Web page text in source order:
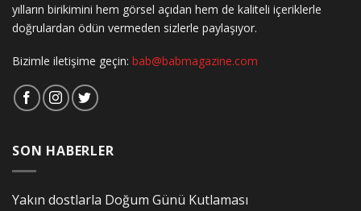
yılların birikimini hem görsel açıdan hem de kaliteli içeriklerle
doğrulardan ödün vermeden sizlerle paylaşıyor.
Bizimle iletişime geçin: bab@babmagazine.com
SON HABERLER
Yakın dostlarla Doğum Günü Kutlaması